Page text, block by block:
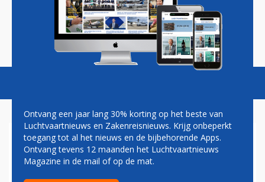
Magazine Podcasts Vacatures
ERIC VAN WALSEM: FULL
CIRCLE
Ontvang een jaar lang 30% korting op het beste van
Luchtvaartnieuws en Zakenreisnieuws. Krijg onbeperkt
toegang tot al het nieuws en de bijbehorende Apps.
Ontvang tevens 12 maanden het Luchtvaartnieuws
Magazine in de mail of op de mat.